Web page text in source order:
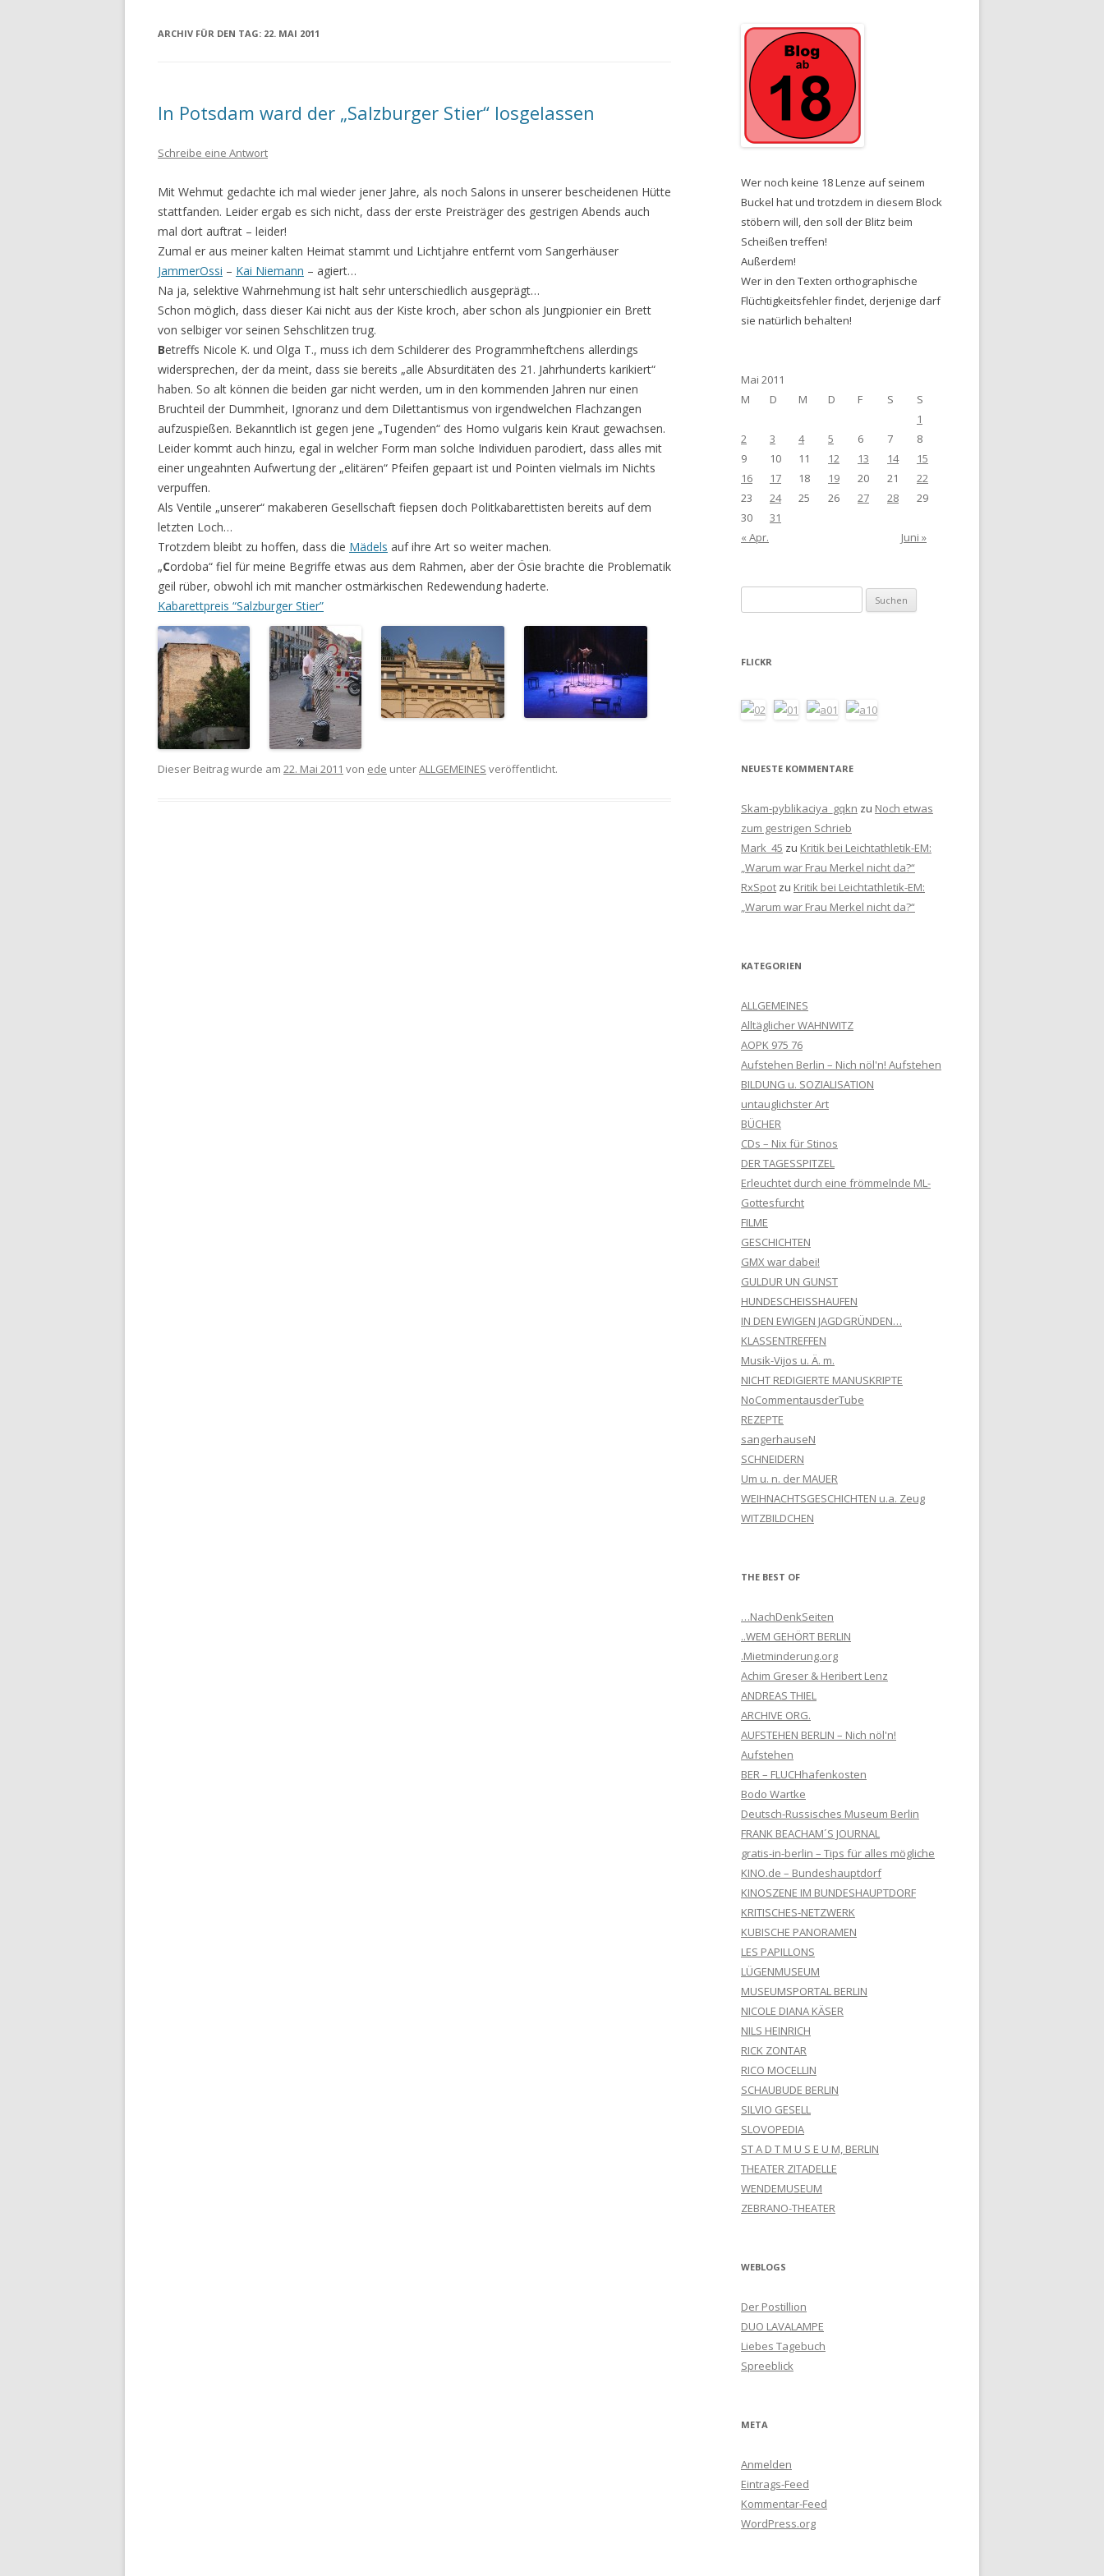
ARCHIV FÜR DEN TAG: 22. MAI 2011
In Potsdam ward der „Salzburger Stier“ losgelassen
Schreibe eine Antwort
Mit Wehmut gedachte ich mal wieder jener Jahre, als noch Salons in unserer bescheidenen Hütte
stattfanden. Leider ergab es sich nicht, dass der erste Preisträger des gestrigen Abends auch
mal dort auftrat – leider!
Zumal er aus meiner kalten Heimat stammt und Lichtjahre entfernt vom Sangerhäuser
JammerOssi – Kai Niemann – agiert…
Na ja, selektive Wahrnehmung ist halt sehr unterschiedlich ausgeprägt…
Schon möglich, dass dieser Kai nicht aus der Kiste kroch, aber schon als Jungpionier ein Brett
von selbiger vor seinen Sehschlitzen trug.
Betreffs Nicole K. und Olga T., muss ich dem Schilderer des Programmheftchens allerdings
widersprechen, der da meint, dass sie bereits „alle Absurditäten des 21. Jahrhunderts karikiert“
haben. So alt können die beiden gar nicht werden, um in den kommenden Jahren nur einen
Bruchteil der Dummheit, Ignoranz und dem Dilettantismus von irgendwelchen Flachzangen
aufzuspießen. Bekanntlich ist gegen jene „Tugenden“ des Homo vulgaris kein Kraut gewachsen.
Leider kommt auch hinzu, egal in welcher Form man solche Individuen parodiert, dass alles mit
einer ungeahnten Aufwertung der „elitären“ Pfeifen gepaart ist und Pointen vielmals im Nichts
verpuffen.
Als Ventile „unserer“ makaberen Gesellschaft fiepsen doch Politkabarettisten bereits auf dem
letzten Loch…
Trotzdem bleibt zu hoffen, dass die Mädels auf ihre Art so weiter machen.
„Cordoba“ fiel für meine Begriffe etwas aus dem Rahmen, aber der Ösie brachte die Problematik
geil rüber, obwohl ich mit mancher ostmärkischen Redewendung haderte.
Kabarettpreis “Salzburger Stier”
Dieser Beitrag wurde am 22. Mai 2011 von ede unterALLGEMEINES veröffentlicht.
Wer noch keine 18 Lenze auf seinem
Buckel hat und trotzdem in diesem Block
stöbern will, den soll der Blitz beim
Scheißen treffen!
Außerdem!
Wer in den Texten orthographische
Flüchtigkeitsfehler findet, derjenige darf
sie natürlich behalten!
Mai 2011
M
D M D F S
S
1
2
3 4 5 6 7
8
9
10 11 12 13 14
15
16
17 18 19 20 21
22
23
24 25 26 27 28
29
30
31
« Apr.
Juni »
nach:
FLICKR
NEUESTE KOMMENTARE
Skam-pyblikaciya_gqkn zu Noch etwas
zum gestrigen Schrieb
Mark_45 zu Kritik bei Leichtathletik-EM:
„Warum war Frau Merkel nicht da?“
RxSpot zu Kritik bei Leichtathletik-EM:
„Warum war Frau Merkel nicht da?“
KATEGORIEN
ALLGEMEINES
Alltäglicher WAHNWITZ
AOPK 975 76
Aufstehen Berlin – Nich nöl'n! Aufstehen
BILDUNG u. SOZIALISATION
untauglichster Art
BÜCHER
CDs – Nix für Stinos
DER TAGESSPITZEL
Erleuchtet durch eine frömmelnde ML-
Gottesfurcht
FILME
GESCHICHTEN
GMX war dabei!
GULDUR UN GUNST
HUNDESCHEISSHAUFEN
IN DEN EWIGEN JAGDGRÜNDEN…
KLASSENTREFFEN
Musik-Vijos u. Ä. m.
NICHT REDIGIERTE MANUSKRIPTE
NoCommentausderTube
REZEPTE
sangerhauseN
SCHNEIDERN
Um u. n. der MAUER
WEIHNACHTSGESCHICHTEN u.a. Zeug
WITZBILDCHEN
THE BEST OF
…NachDenkSeiten
..WEM GEHÖRT BERLIN
.Mietminderung.org
Achim Greser & Heribert Lenz
ANDREAS THIEL
ARCHIVE ORG.
AUFSTEHEN BERLIN – Nich nöl'n!
Aufstehen
BER – FLUCHhafenkosten
Bodo Wartke
Deutsch-Russisches Museum Berlin
FRANK BEACHAM´S JOURNAL
gratis-in-berlin – Tips für alles mögliche
KINO.de – Bundeshauptdorf
KINOSZENE IM BUNDESHAUPTDORF
KRITISCHES-NETZWERK
KUBISCHE PANORAMEN
LES PAPILLONS
LÜGENMUSEUM
MUSEUMSPORTAL BERLIN
NICOLE DIANA KÄSER
NILS HEINRICH
RICK ZONTAR
RICO MOCELLIN
SCHAUBUDE BERLIN
SILVIO GESELL
SLOVOPEDIA
ST A D T M U S E U M, BERLIN
THEATER ZITADELLE
WENDEMUSEUM
ZEBRANO-THEATER
WEBLOGS
Der Postillion
DUO LAVALAMPE
Liebes Tagebuch
Spreeblick
META
Anmelden
Eintrags-Feed
Kommentar-Feed
WordPress.org